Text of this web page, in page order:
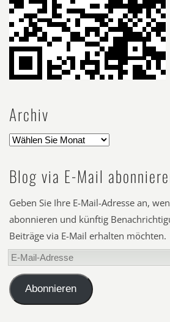
Archiv
Blog via E-Mail
Geben Sie Ihre E-Mail-Adresse an,
abonnieren und künftig
Beiträge via E-Mail erhalten möchten.
E-
Mail-
AdresseAbonnieren